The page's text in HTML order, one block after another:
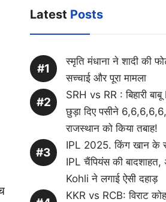
Latest Posts
स्मृति मंधाना ने शादी की
सच्चाई और पूरा मामला
SRH vs RR : बिहारी
छुड़ा दिए पसीने
राजस्थान को किया तबाह!
IPL 2025. किंग खान के
IPL चैंपियंस की
Kohli ने लगाई ऐसी दहाड़
KKR vs RCB: विराट